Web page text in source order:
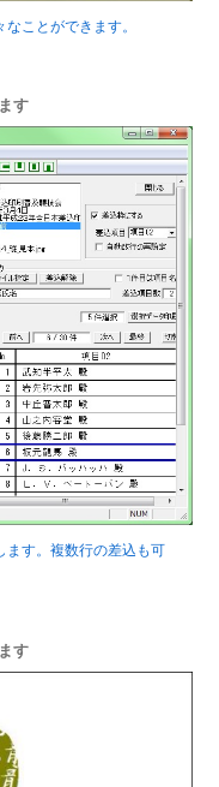
ことができます。
す
ます。複数行の差込も可
す